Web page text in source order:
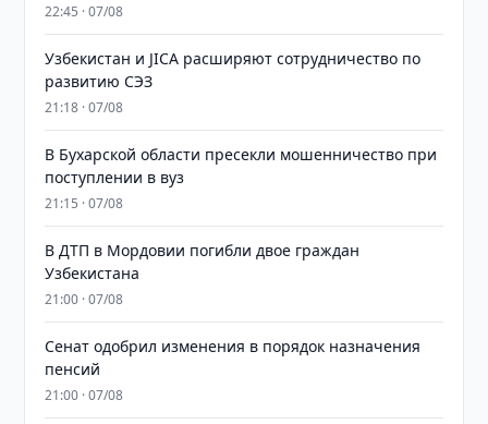
22:45 · 07/08
Узбекистан и JICA расширяют сотрудничество по
развитию СЭЗ
21:18 · 07/08
В Бухарской области пресекли мошенничество при
поступлении в вуз
21:15 · 07/08
В ДТП в Мордовии погибли двое граждан
Узбекистана
21:00 · 07/08
Сенат одобрил изменения в порядок назначения
пенсий
21:00 · 07/08